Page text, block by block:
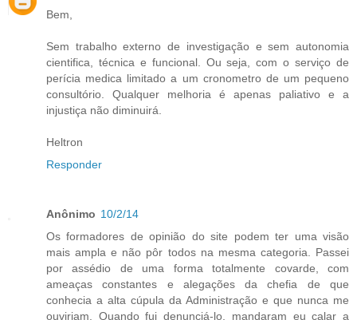
Bem,
Sem trabalho externo de investigação e sem autonomia
cientifica, técnica e funcional. Ou seja, com o serviço de
perícia medica limitado a um cronometro de um pequeno
consultório. Qualquer melhoria é apenas paliativo e a
injustiça não diminuirá.
Heltron
Responder
Anônimo 10/2/14
Os formadores de opinião do site podem ter uma visão
mais ampla e não pôr todos na mesma categoria. Passei
por assédio de uma forma totalmente covarde, com
ameaças constantes e alegações da chefia de que
conhecia a alta cúpula da Administração e que nunca me
ouviriam. Quando fui denunciá-lo, mandaram eu calar a